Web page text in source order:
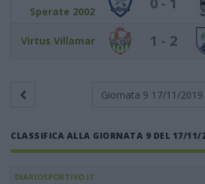
Sperate 2002
Virtus Villamar 1 - 2
Giornata 9 17/11/2019
CLASSIFICA ALLA GIORNATA 9 DEL 17/11/
DIARIOSPORTIVO.IT